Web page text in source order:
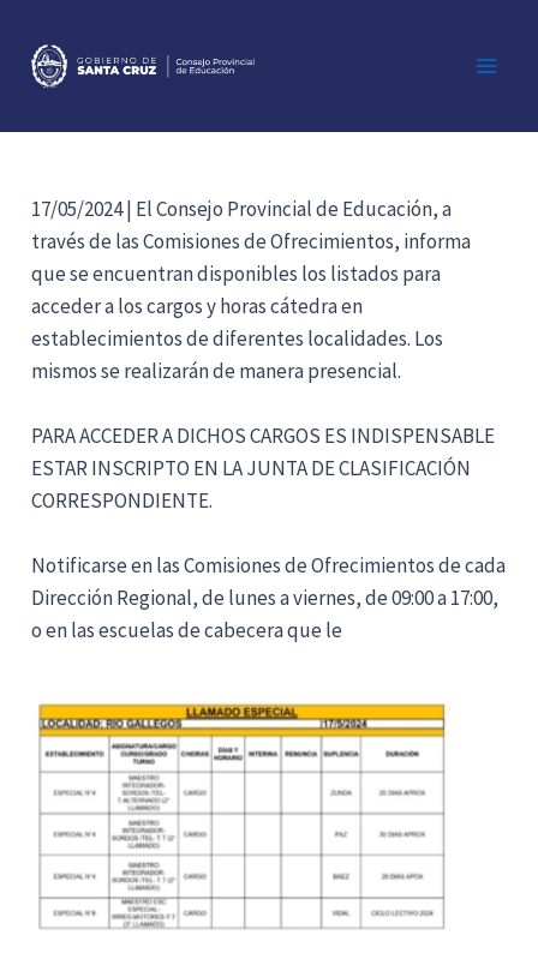
contenido
17/05/2024 | El Consejo Provincial de Educación, a
través de las Comisiones de Ofrecimientos, informa
que se encuentran disponibles los listados para
acceder a los cargos y horas cátedra en
establecimientos de diferentes localidades. Los
mismos se realizarán de manera presencial.
PARA ACCEDER A DICHOS CARGOS ES INDISPENSABLE
ESTAR INSCRIPTO EN LA JUNTA DE CLASIFICACIÓN
CORRESPONDIENTE.
Notificarse en las Comisiones de Ofrecimientos de cada
Dirección Regional, de lunes a viernes, de 09:00 a 17:00,
o en las escuelas de cabecera que le